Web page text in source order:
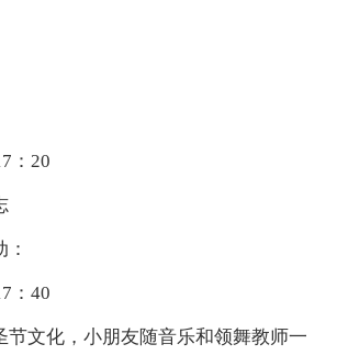
20
40
文化，小朋友随音乐和领舞教师一